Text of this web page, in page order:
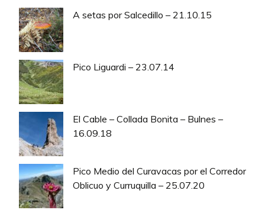
A setas por Salcedillo – 21.10.15
Pico Liguardi – 23.07.14
El Cable – Collada Bonita – Bulnes –
16.09.18
Pico Medio del Curavacas por el Corredor
Oblicuo y Curruquilla – 25.07.20